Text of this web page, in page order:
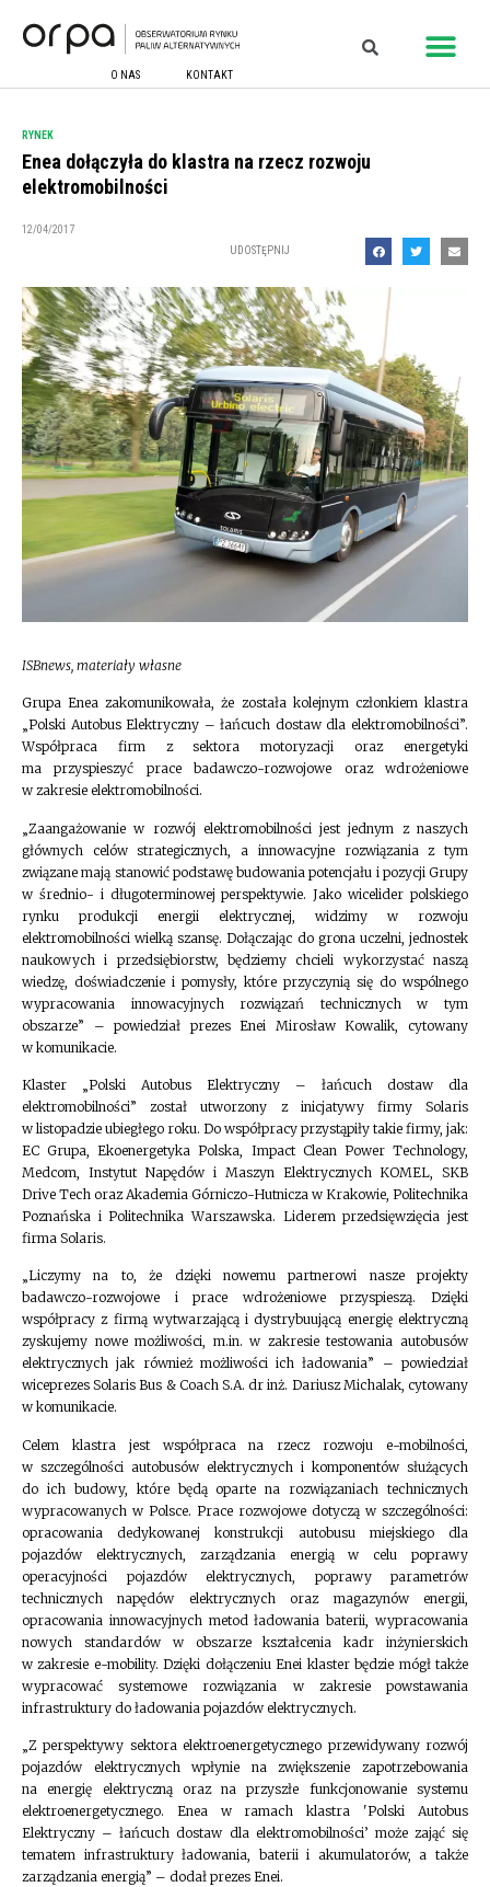
O NAS KONTAKT
RYNEK
Enea dołączyła do klastra na rzecz rozwoju
elektromobilności
12/04/2017
UDOSTĘPNIJ
ISBnews, materiały własne
Grupa Enea zakomunikowała, że została kolejnym członkiem klastra
„Polski Autobus Elektryczny – łańcuch dostaw dla elektromobilności”.
Współpraca firm z sektora motoryzacji oraz energetyki
ma przyspieszyć prace badawczo-rozwojowe oraz wdrożeniowe
w zakresie elektromobilności.
„Zaangażowanie w rozwój elektromobilności jest jednym z naszych
głównych celów strategicznych, a innowacyjne rozwiązania z tym
związane mają stanowić podstawę budowania potencjału i pozycji Grupy
w średnio- i długoterminowej perspektywie. Jako wicelider polskiego
rynku produkcji energii elektrycznej, widzimy w rozwoju
elektromobilności wielką szansę. Dołączając do grona uczelni, jednostek
naukowych i przedsiębiorstw, będziemy chcieli wykorzystać naszą
wiedzę, doświadczenie i pomysły, które przyczynią się do wspólnego
wypracowania innowacyjnych rozwiązań technicznych w tym
obszarze” – powiedział prezes Enei Mirosław Kowalik, cytowany
w komunikacie.
Klaster „Polski Autobus Elektryczny – łańcuch dostaw dla
elektromobilności” został utworzony z inicjatywy firmy Solaris
w listopadzie ubiegłego roku. Do współpracy przystąpiły takie firmy, jak:
EC Grupa, Ekoenergetyka Polska, Impact Clean Power Technology,
Medcom, Instytut Napędów i Maszyn Elektrycznych KOMEL, SKB
Drive Tech oraz Akademia Górniczo-Hutnicza w Krakowie, Politechnika
Poznańska i Politechnika Warszawska. Liderem przedsięwzięcia jest
firma Solaris.
„Liczymy na to, że dzięki nowemu partnerowi nasze projekty
badawczo-rozwojowe i prace wdrożeniowe przyspieszą. Dzięki
współpracy z firmą wytwarzającą i dystrybuującą energię elektryczną
zyskujemy nowe możliwości, m.in. w zakresie testowania autobusów
elektrycznych jak również możliwości ich ładowania” – powiedział
wiceprezes Solaris Bus & Coach S.A. dr inż. Dariusz Michalak, cytowany
w komunikacie.
Celem klastra jest współpraca na rzecz rozwoju e-mobilności,
w szczególności autobusów elektrycznych i komponentów służących
do ich budowy, które będą oparte na rozwiązaniach technicznych
wypracowanych w Polsce. Prace rozwojowe dotyczą w szczególności:
opracowania dedykowanej konstrukcji autobusu miejskiego dla
pojazdów elektrycznych, zarządzania energią w celu poprawy
operacyjności pojazdów elektrycznych, poprawy parametrów
technicznych napędów elektrycznych oraz magazynów energii,
opracowania innowacyjnych metod ładowania baterii, wypracowania
nowych standardów w obszarze kształcenia kadr inżynierskich
w zakresie e-mobility. Dzięki dołączeniu Enei klaster będzie mógł także
wypracować systemowe rozwiązania w zakresie powstawania
infrastruktury do ładowania pojazdów elektrycznych.
„Z perspektywy sektora elektroenergetycznego przewidywany rozwój
pojazdów elektrycznych wpłynie na zwiększenie zapotrzebowania
na energię elektryczną oraz na przyszłe funkcjonowanie systemu
elektroenergetycznego. Enea w ramach klastra 'Polski Autobus
Elektryczny – łańcuch dostaw dla elektromobilności’ może zająć się
tematem infrastruktury ładowania, baterii i akumulatorów, a także
zarządzania energią” – dodał prezes Enei.